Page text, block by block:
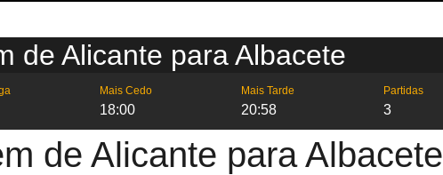
de Alicante para Albacete
Mais Cedo
18:00
Mais Tarde
20:58
Partidas
3
de Alicante para Albacete